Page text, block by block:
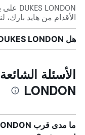
الأقدام من هايد بارك،
هل DUKES LONDON قريب من لندن أي؟
LONDON